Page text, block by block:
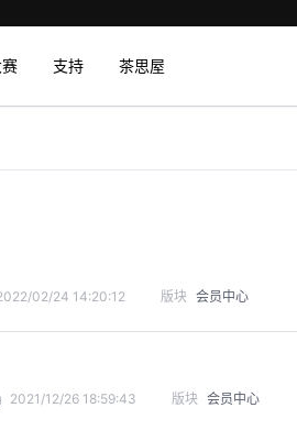
支持 茶思屋
02/24 14:20:12 版块 会员中心
2021/12/26 18:59:43 版块 会员中心